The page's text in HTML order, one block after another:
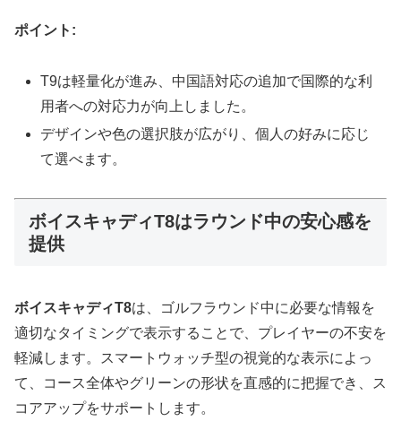
ポイント:
T9は軽量化が進み、中国語対応の追加で国際的な利
用者への対応力が向上しました。
デザインや色の選択肢が広がり、個人の好みに応じ
て選べます。
ボイスキャディT8はラウンド中の安心感を
提供
ボイスキャディT8は、ゴルフラウンド中に必要な情報を
適切なタイミングで表示することで、プレイヤーの不安を
軽減します。スマートウォッチ型の視覚的な表示によっ
て、コース全体やグリーンの形状を直感的に把握でき、ス
コアアップをサポートします。